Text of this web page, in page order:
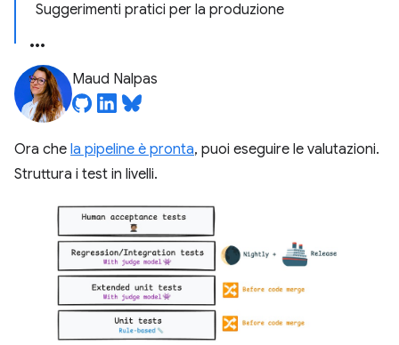
Suggerimenti pratici per la produzione
Maud Nalpas
Ora che la pipeline è pronta, puoi eseguire le valutazioni.
Struttura i test in livelli.